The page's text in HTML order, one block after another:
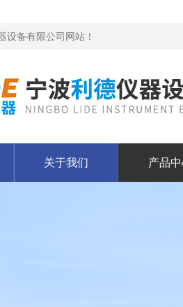
设备有限公司网站！
关于我们 产品